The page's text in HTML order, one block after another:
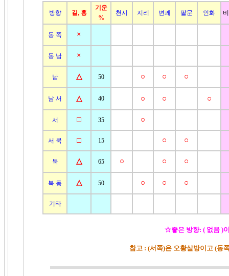
방향 길, 흉
기운
%
천시 지리 변괘 팔문 인화
동 쪽 ×
동 남 ×
남 △ 50 ○ ○ ○
남 서 △ 40 ○ ○ ○
서 □ 35 ○
서 북 □ 15 ○ ○
북 △ 65 ○ ○ ○
북 동 △ 50 ○ ○ ○
기타
☆좋은 방향: ( 없음 )
참고 : (서쪽)은 오황살방이고 (동